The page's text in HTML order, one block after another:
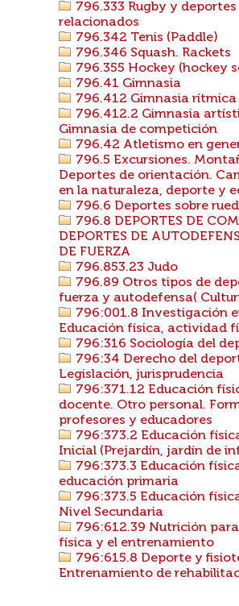
796.333 Rugby y deportes
relacionados
796.342 Tenis (Paddle)
796.346 Squash. Rackets
796.355 Hockey (hockey
796.41 Gimnasia
796.412 Gimnasia rítmica
796.412.2 Gimnasia
Gimnasia de competición
796.42 Atletismo en
796.5 Excursiones.
Deportes de orientación.
en la naturaleza, deporte y
796.6 Deportes sobre
796.8 DEPORTES DE
DEPORTES DE
DE FUERZA
796.853.23 Judo
796.89 Otros tipos de
fuerza y autodefensa(
796:001.8 Investigación
Educación física, actividad
796:316 Sociología del
796:34 Derecho del
Legislación, jurisprudencia
796:371.12 Educación
docente. Otro personal.
profesores y educadores
796:373.2 Educación
Inicial (Prejardín, jardín de
796:373.3 Educación
educación primaria
796:373.5 Educación
Nivel Secundaria
796:612.39 Nutrición
física y el entrenamiento
796:615.8 Deporte y
Entrenamiento de